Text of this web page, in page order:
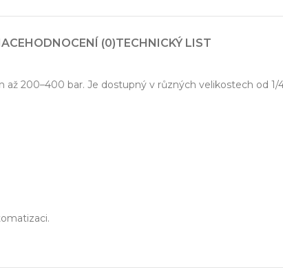
zařízení, která nejsou sériově vyráběna nikde na světě.
HODNOCENÍ (0)TECHNICKÝ LIST
200–400 bar. Je dostupný v různých velikostech od 1/